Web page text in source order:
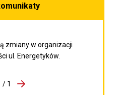
zmiany w organizacji
ul. Energetyków.
/ 1
Przejdź do następnego